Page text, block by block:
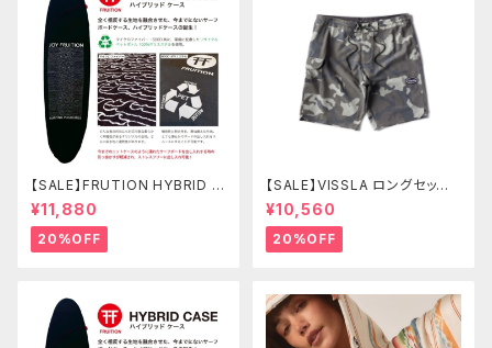
【SALE】FRUTION HYBRID C
ASE 7'6" FUN ハイブリッドケ
ース
¥11,880
20%OFF
【SALE】VISSLA ロングセッツ
21 サーフパンツ 水着 ヴィスラ
ボードショーツ
¥10,560
20%OFF